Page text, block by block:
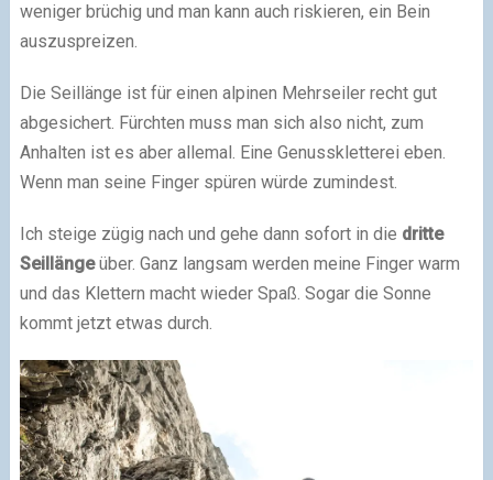
weniger brüchig und man kann auch riskieren, ein Bein
auszuspreizen.
Die Seillänge ist für einen alpinen Mehrseiler recht gut
abgesichert. Fürchten muss man sich also nicht, zum
Anhalten ist es aber allemal. Eine Genusskletterei eben.
Wenn man seine Finger spüren würde zumindest.
Ich steige zügig nach und gehe dann sofort in die dritte
Seillängeüber. Ganz langsam werden meine Finger warm
und das Klettern macht wieder Spaß. Sogar die Sonne
kommt jetzt etwas durch.